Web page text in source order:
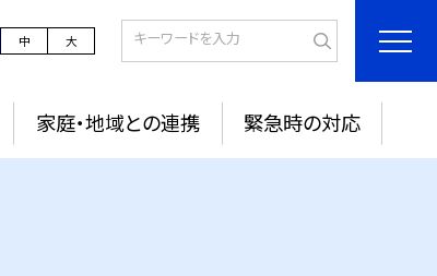
中 大
家庭・地域との連携 緊急時の対応